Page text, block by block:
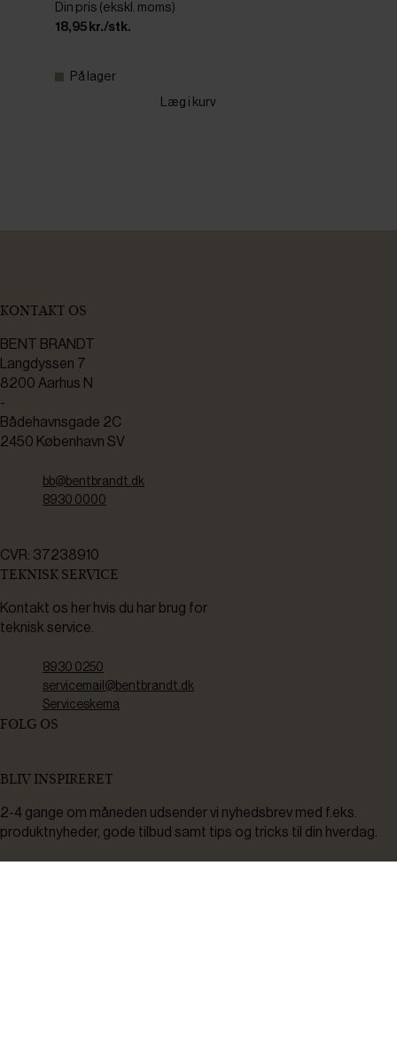
Din pris (ekskl. moms)
18,95 kr./stk.
På lager
Læg i kurv
KONTAKT OS
BENT BRANDT
Langdyssen 7
8200 Aarhus N
-
Bådehavnsgade 2C
2450 København SV
bb@bentbrandt.dk
8930 0000
CVR: 37238910
TEKNISK SERVICE
Kontakt os her hvis du har brug for
teknisk service.
8930 0250
servicemail@bentbrandt.dk
Serviceskema
FØLG OS
BLIV INSPIRERET
2-4 gange om måneden udsender vi nyhedsbrev med f.eks.
produktnyheder, gode tilbud samt tips og tricks til din hverdag.